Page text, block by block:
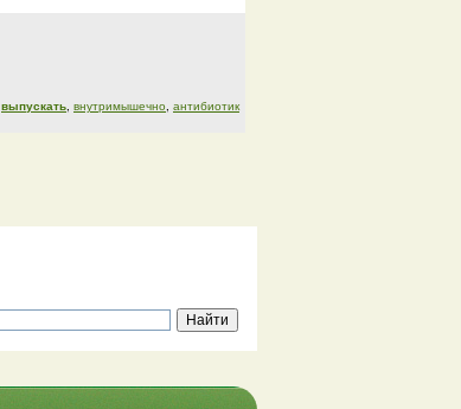
выпускать, внутримышечно, антибиотик